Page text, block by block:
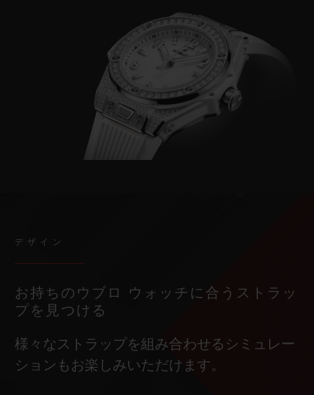
デザイン
お持ちのウブロ ウォッチに合うストラッ
プを見つける
様々なストラップを組み合わせるシミュレー
ションもお楽しみいただけます。